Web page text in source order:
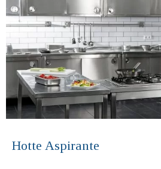
Hotte Aspirante